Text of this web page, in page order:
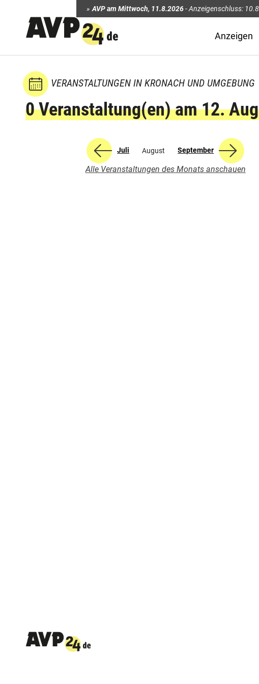
AVP am Mittwoch, 11.8.2026-Anzeigenschluss:
Anzeigen
VERANSTALTUNGEN IN KRONACH UND UMGEBUNG
0 Veranstaltung(en) am 12.
Juli August September
Alle Veranstaltungen des Monats anschauen